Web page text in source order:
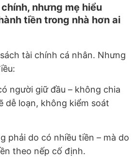
nhưng mẹ hiểu
tiền trong nhà hơn ai
tài chính cá nhân. Nhưng
người giữ đầu – không chia
dễ loạn, không kiểm soát
phải do có nhiều tiền – mà do
theo nếp cố định.